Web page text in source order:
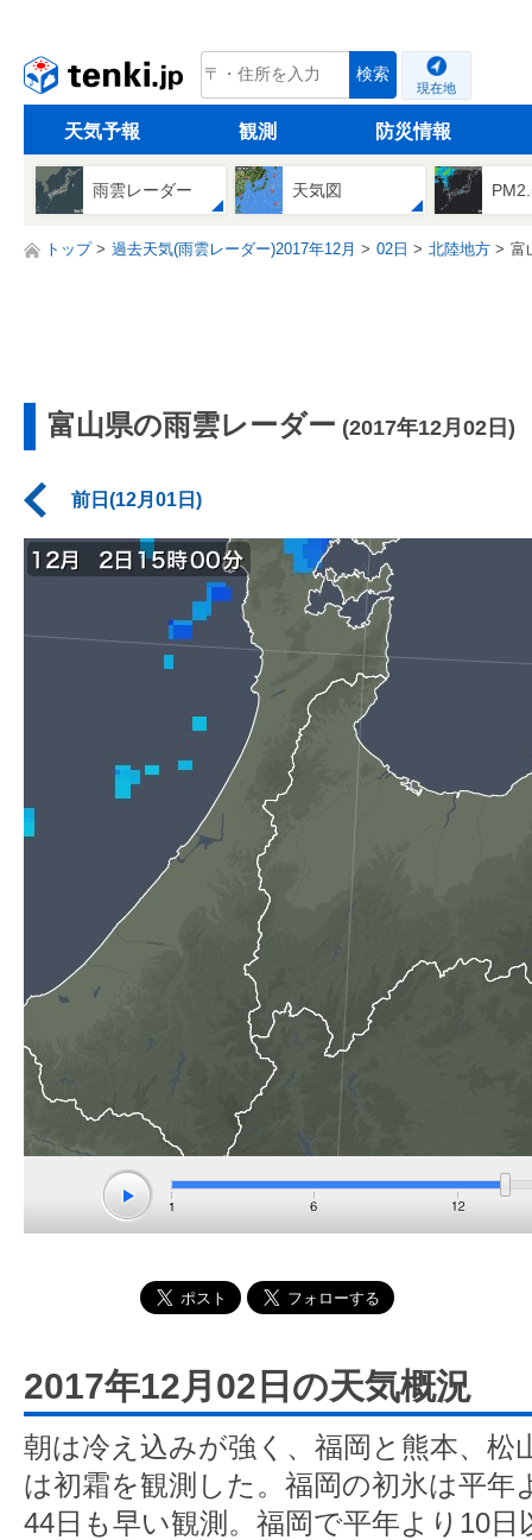
tenki.jp 検索
現在地
天気予報 観測 防災情報
雨雲レーダー 天気図
トップ 過去天気(雨雲レーダー)2017年12月 02日 北陸地方 富
富山県の雨雲レーダー (2017年12月02日)
前日(12月01日)
2017年12月02日の天気概況
朝は冷え込みが強く、福岡と熊本、松
は初霜を観測した。福岡の初氷は平年
44日も早い観測。福岡で平年より10